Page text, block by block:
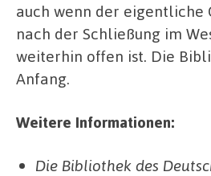
auch wenn der eigentliche
nach der Schließung im
weiterhin offen ist. Die
Anfang.
Weitere Informationen:
Die Bibliothek des